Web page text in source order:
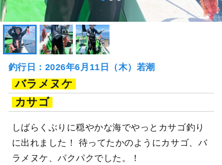
釣行日：2026年6月11日（木）若潮
バラメヌケ
カサゴ
しばらくぶりに穏やかな海でやっとカサゴ釣り
に出れました！ 待ってたかのようにカサゴ、バ
ラメヌケ、パクパクでした。！